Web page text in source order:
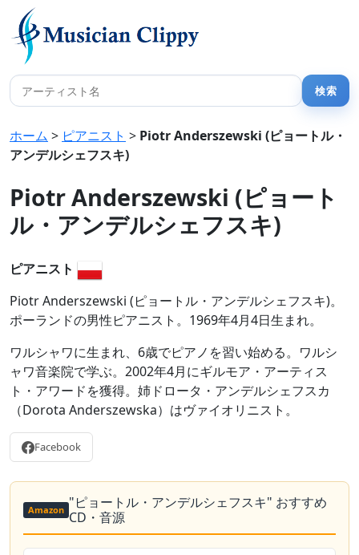
ホーム > ピアニスト > Piotr Anderszewski (ピョートル・
アンデルシェフスキ)
Piotr Anderszewski (ピョート
ル・アンデルシェフスキ)
ピアニスト
Piotr Anderszewski (ピョートル・アンデルシェフスキ)。
ポーランドの男性ピアニスト。1969年4月4日生まれ。
ワルシャワに生まれ、6歳でピアノを習い始める。ワルシ
ャワ音楽院で学ぶ。2002年4月にギルモア・アーティス
ト・アワードを獲得。姉ドロータ・アンデルシェフスカ
（Dorota Anderszewska）はヴァイオリニスト。
Facebook
Amazon "ピョートル・アンデルシェフスキ" おすすめ
CD・音源